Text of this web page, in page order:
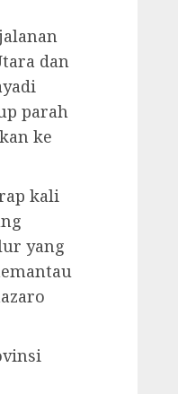
dan
parah
ke
kali
yang